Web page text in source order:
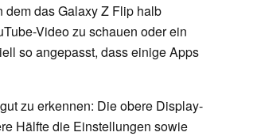
dem das Galaxy Z Flip halb
Video zu schauen oder ein
so angepasst, dass einige Apps
zu erkennen: Die obere Display-
Hälfte die Einstellungen sowie